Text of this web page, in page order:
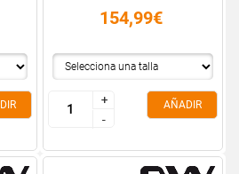
154,99€
+
-
+
-
AÑADIR